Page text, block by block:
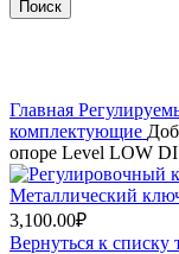
Поиск
Главная
комплектующие
опоре Level LOW
Металлический
3,100.00₽
Вернуться к списку